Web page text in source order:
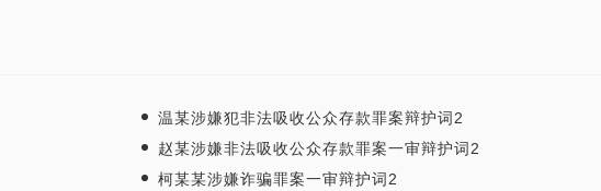
温某涉嫌犯非法吸收公众存款罪案辩护词2
赵某涉嫌非法吸收公众存款罪案一审辩护词2
柯某某涉嫌诈骗罪案一审辩护词2